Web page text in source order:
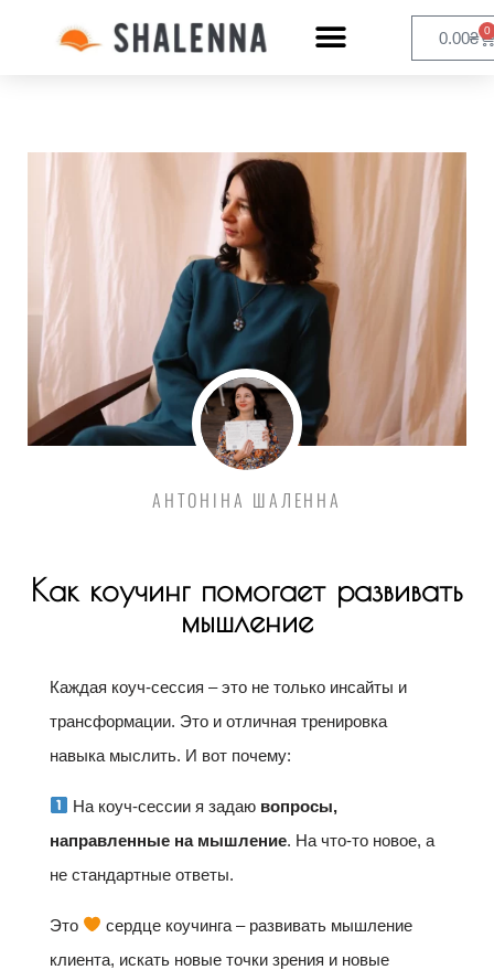
0.00₴ 0
АНТОНІНА ШАЛЕННА
Как коучинг помогает развивать
мышление
Каждая коуч-сессия – это не только инсайты и
трансформации. Это и отличная тренировка
навыка мыслить. И вот почему:
На коуч-сессии я задаю вопросы,
направленные на мышление. На что-то новое, а
не стандартные ответы.
Это
сердце коучинга – развивать мышление
клиента, искать новые точки зрения и новые